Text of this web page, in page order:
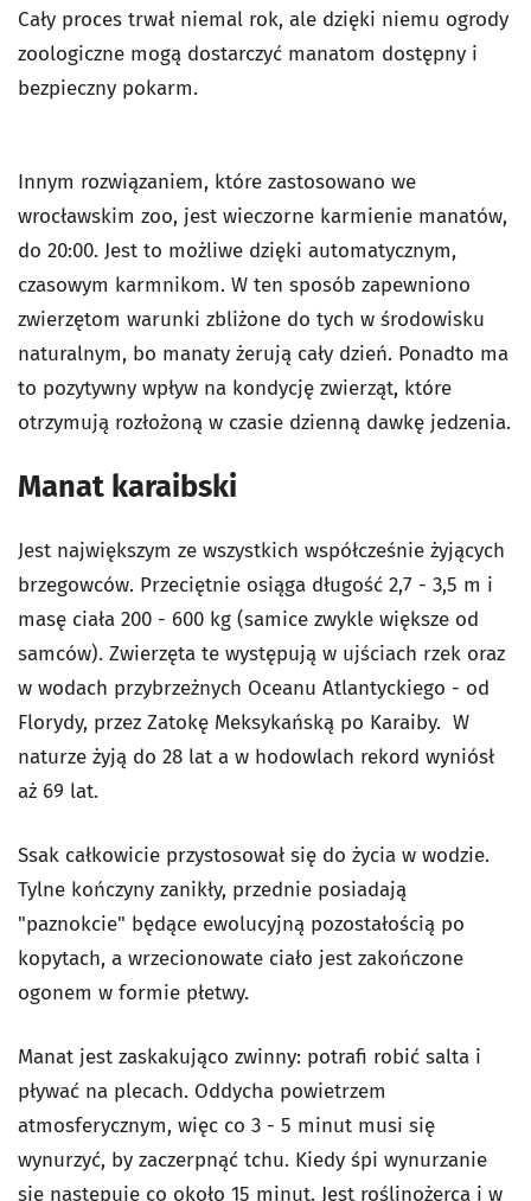
Cały proces trwał niemal rok, ale dzięki niemu ogrody
zoologiczne mogą dostarczyć manatom dostępny i
bezpieczny pokarm.
Innym rozwiązaniem, które zastosowano we
wrocławskim zoo, jest wieczorne karmienie manatów,
do 20:00. Jest to możliwe dzięki automatycznym,
czasowym karmnikom. W ten sposób zapewniono
zwierzętom warunki zbliżone do tych w środowisku
naturalnym, bo manaty żerują cały dzień. Ponadto ma
to pozytywny wpływ na kondycję zwierząt, które
otrzymują rozłożoną w czasie dzienną dawkę jedzenia.
Manat karaibski
Jest największym ze wszystkich współcześnie żyjących
brzegowców. Przeciętnie osiąga długość 2,7 - 3,5 m i
masę ciała 200 - 600 kg (samice zwykle większe od
samców). Zwierzęta te występują w ujściach rzek oraz
w wodach przybrzeżnych Oceanu Atlantyckiego - od
Florydy, przez Zatokę Meksykańską po Karaiby. W
naturze żyją do 28 lat a w hodowlach rekord wyniósł
aż 69 lat.
Ssak całkowicie przystosował się do życia w wodzie.
Tylne kończyny zanikły, przednie posiadają
"paznokcie" będące ewolucyjną pozostałością po
kopytach, a wrzecionowate ciało jest zakończone
ogonem w formie płetwy.
Manat jest zaskakująco zwinny: potrafi robić salta i
pływać na plecach. Oddycha powietrzem
atmosferycznym, więc co 3 - 5 minut musi się
wynurzyć, by zaczerpnąć tchu. Kiedy śpi wynurzanie
się następuje co około 15 minut. Jest roślinożercą i w